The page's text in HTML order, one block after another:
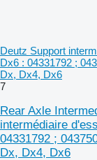
Deutz Support
Dx6 : 04331792 ;
Dx, Dx4, Dx6
7
Rear Axle
intermédiaire
04331792 ;
Dx, Dx4, Dx6